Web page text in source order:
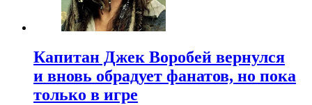
Капитан Джек Воробей вернулся
и вновь обрадует фанатов, но пока
только в игре